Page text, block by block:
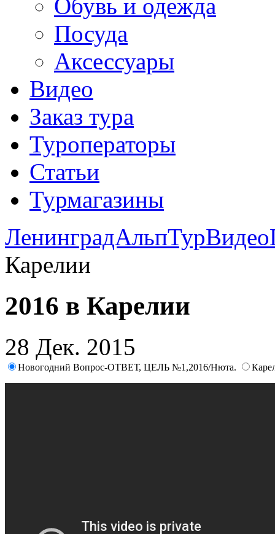
Обувь и одежда
Посуда
Аксессуары
Видео
Заказ тура
Туроператоры
Статьи
Турмагазины
ЛенинградАльпТурВидео
Карелии
2016 в Карелии
28 Дек. 2015
Новогодний Вопрос-ОТВЕТ, ЦЕЛЬ №1,2016/Нюта.